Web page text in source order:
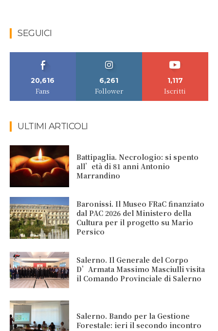
SEGUICI
20,616
Fans
6,261
Follower
1,117
Iscritti
ULTIMI ARTICOLI
Battipaglia. Necrologio: si spento
all’età di 81 anni Antonio
Marrandino
Baronissi. Il Museo FRaC finanziato
dal PAC 2026 del Ministero della
Cultura per il progetto su Mario
Persico
Salerno. Il Generale del Corpo
D’Armata Massimo Masciulli visita
il Comando Provinciale di Salerno
Salerno. Bando per la Gestione
Forestale: ieri il secondo incontro